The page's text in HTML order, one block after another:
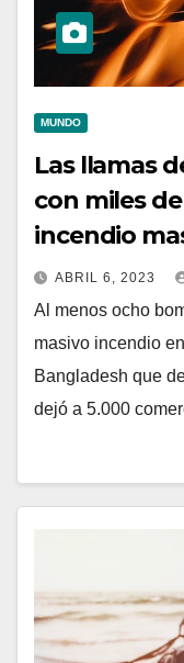
MUNDO
Las llamas
con miles
incendio
ABRIL 6, 2023
Al menos ocho
masivo incendio
Bangladesh que
dejó a 5.000